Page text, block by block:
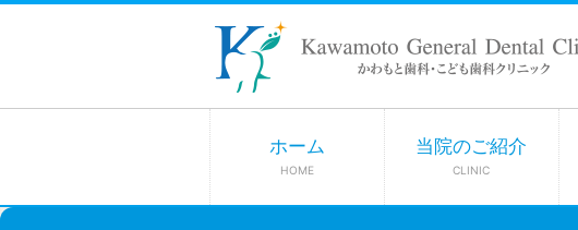
ホーム
HOME
当院のご紹介
CLINIC